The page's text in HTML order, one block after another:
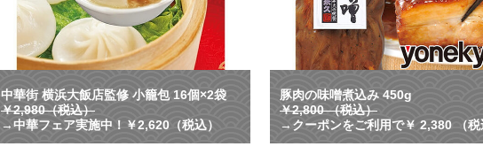
中華街 横浜大飯店監修 小籠包 16個×2袋
￥2,980（税込）
→中華フェア実施中！￥2,620（税込）
豚肉の味噌煮込み 450g
￥2,800 （税込）
→クーポンをご利用で￥ 2,380 （税